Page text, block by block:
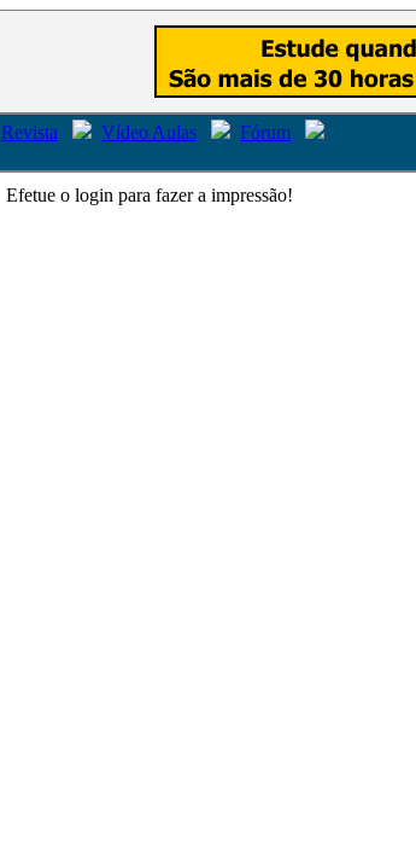
Revista Vídeo Aulas
Fórum
Efetue o login para fazer a impressão!